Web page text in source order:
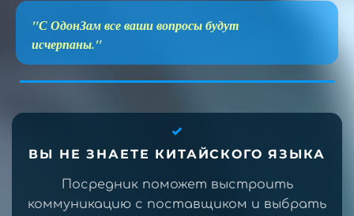
"С ОдонЗам все ваши вопросы будут
исчерпаны."
ВЫ НЕ ЗНАЕТЕ КИТАЙСКОГО ЯЗЫКА
Посредник поможет выстроить
коммуникацию с поставщиком и выбрать